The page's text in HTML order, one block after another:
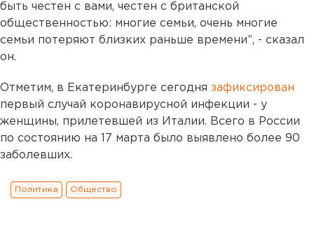
быть честен с вами, честен с британской
общественностью: многие семьи, очень многие
семьи потеряют близких раньше времени”, - сказал
он.
Отметим, в Екатеринбурге сегодня зафиксирован
первый случай коронавирусной инфекции - у
женщины, прилетевшей из Италии. Всего в России
по состоянию на 17 марта было выявлено более 90
заболевших.
Политика Общество